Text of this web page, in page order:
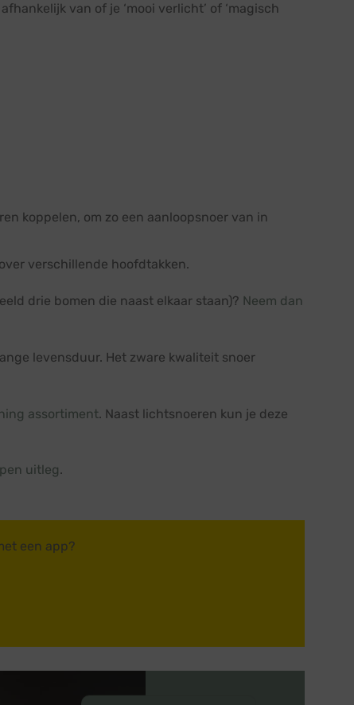
van of je ‘mooi verlicht’ of ‘magisch
koppelen, om zo een aanloopsnoer van in
verschillende hoofdtakken.
drie bomen die naast elkaar staan)? Neem dan
levensduur. Het zware kwaliteit snoer
assortiment. Naast lichtsnoeren kun je deze
uitleg.
een app?